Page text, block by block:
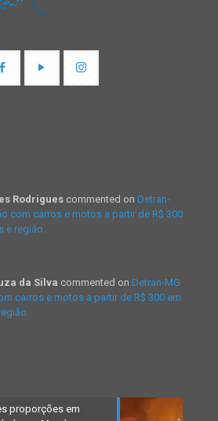
Rodrigues commented on Detran-
com carros e motos a partir de R$ 300
e região.
da Silva commented on Detran-MG
carros e motos a partir de R$ 300 em
proporções em